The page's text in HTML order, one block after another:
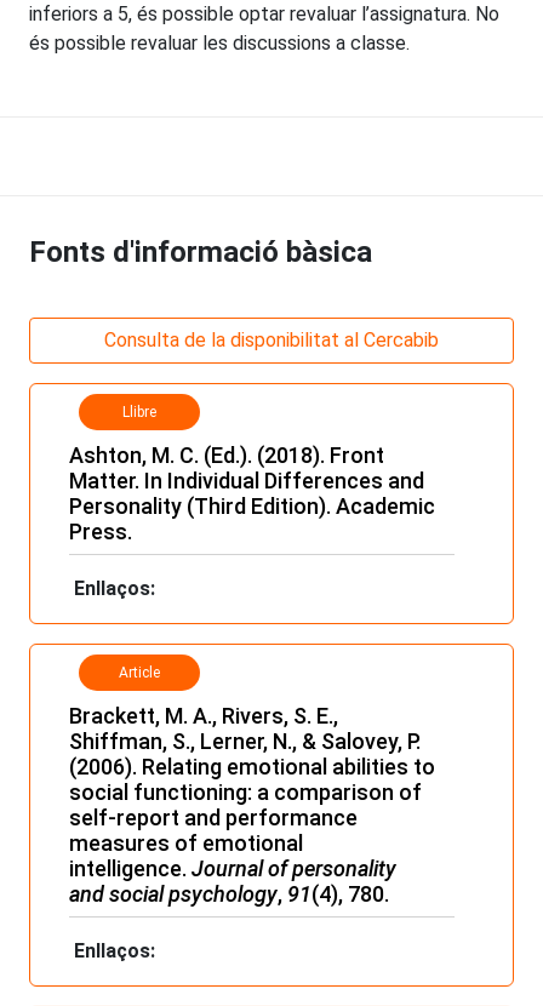
inferiors a 5, és possible optar revaluar l’assignatura. No
és possible revaluar les discussions a classe.
Fonts d'informació bàsica
Consulta de la disponibilitat al Cercabib
Llibre
Ashton, M. C. (Ed.). (2018). Front
Matter. In Individual Differences and
Personality (Third Edition). Academic
Press.
Enllaços:
Article
Brackett, M. A., Rivers, S. E.,
Shiffman, S., Lerner, N., & Salovey, P.
(2006). Relating emotional abilities to
social functioning: a comparison of
self-report and performance
measures of emotional
intelligence. Journal of personality
and social psychology, 91(4), 780.
Enllaços: